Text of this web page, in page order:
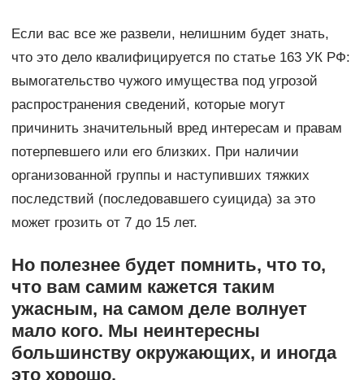
Если вас все же развели, нелишним будет знать,
что это дело квалифицируется по статье 163 УК РФ:
вымогательство чужого имущества под угрозой
распространения сведений, которые могут
причинить значительный вред интересам и правам
потерпевшего или его близких. При наличии
организованной группы и наступивших тяжких
последствий (последовавшего суицида) за это
может грозить от 7 до 15 лет.
Но полезнее будет помнить, что то,
что вам самим кажется таким
ужасным, на самом деле волнует
мало кого. Мы неинтересны
большинству окружающих, и иногда
это хорошо.